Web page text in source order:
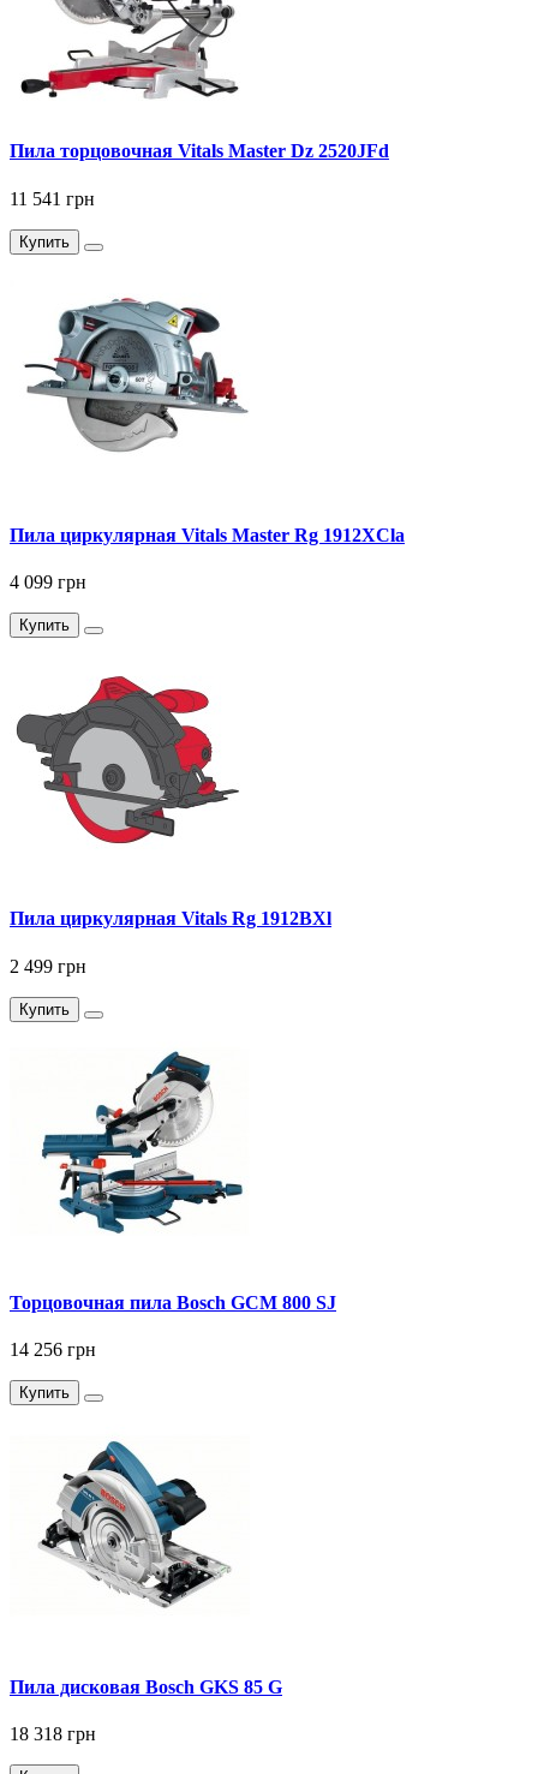
Пила торцовочная Vitals Master Dz 2520JFd
11 541 грн
Купить
Пила циркулярная Vitals Master Rg 1912XCla
4 099 грн
Купить
Пила циркулярная Vitals Rg 1912BXl
2 499 грн
Купить
Торцовочная пила Bosch GCM 800 SJ
14 256 грн
Купить
Пила дисковая Bosch GKS 85 G
18 318 грн